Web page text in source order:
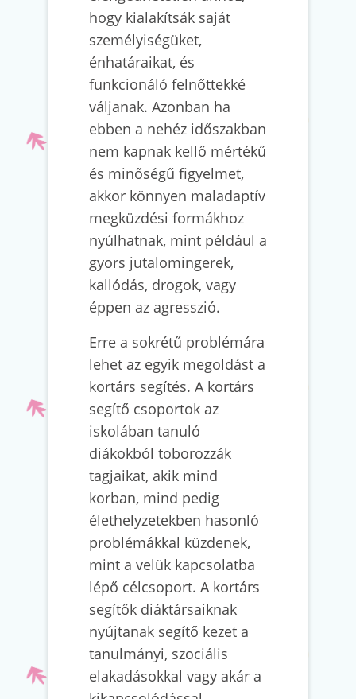
hogy kialakítsák saját
személyiségüket,
énhatáraikat, és
funkcionáló felnőttekké
váljanak. Azonban ha
ebben a nehéz időszakban
nem kapnak kellő mértékű
és minőségű figyelmet,
akkor könnyen maladaptív
megküzdési formákhoz
nyúlhatnak, mint például a
gyors jutalomingerek,
kallódás, drogok, vagy
éppen az agresszió.
Erre a sokrétű problémára
lehet az egyik megoldást a
kortárs segítés. A kortárs
segítő csoportok az
iskolában tanuló
diákokból toborozzák
tagjaikat, akik mind
korban, mind pedig
élethelyzetekben hasonló
problémákkal küzdenek,
mint a velük kapcsolatba
lépő célcsoport. A kortárs
segítők diáktársaiknak
nyújtanak segítő kezet a
tanulmányi, szociális
elakadásokkal vagy akár a